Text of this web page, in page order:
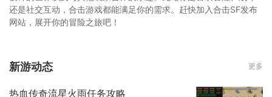
还是社交互动，合击游戏都能满足你的需求。赶快加入合击SF发布
网站，展开你的冒险之旅吧！
新游动态 更多
热血传奇流星火雨任务攻略